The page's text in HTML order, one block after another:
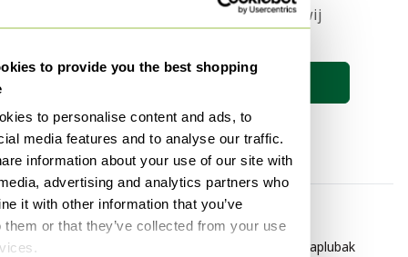
to provide you the best shopping
to personalise content and ads, to
media features and to analyse our traffic.
information about your use of our site with
advertising and analytics partners who
it with other information that you’ve
them or that they’ve collected from your use
Stel nu een zoekopdracht in en wij
Categorie
Artemide Decoratie
Bořek Šípek Paraplubak